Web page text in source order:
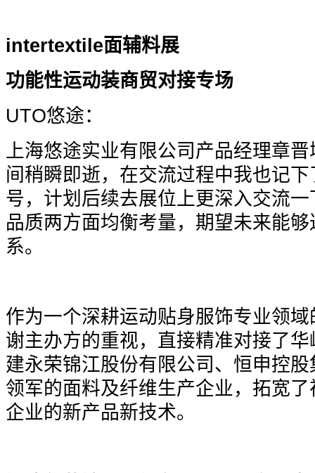
intertextile面辅料展
功能性运动装商贸对接专场
UTO悠途：
上海悠途实业有限公司产品经理章
间稍瞬即逝，在交流过程中我也记
号，计划后续去展位上更深入交流
品质两方面均衡考量，期望未来能
系。
作为一个深耕运动贴身服饰专业领
谢主办方的重视，直接精准对接了
建永荣锦江股份有限公司、恒申控
领军的面料及纤维生产企业，拓宽
企业的新产品新技术。